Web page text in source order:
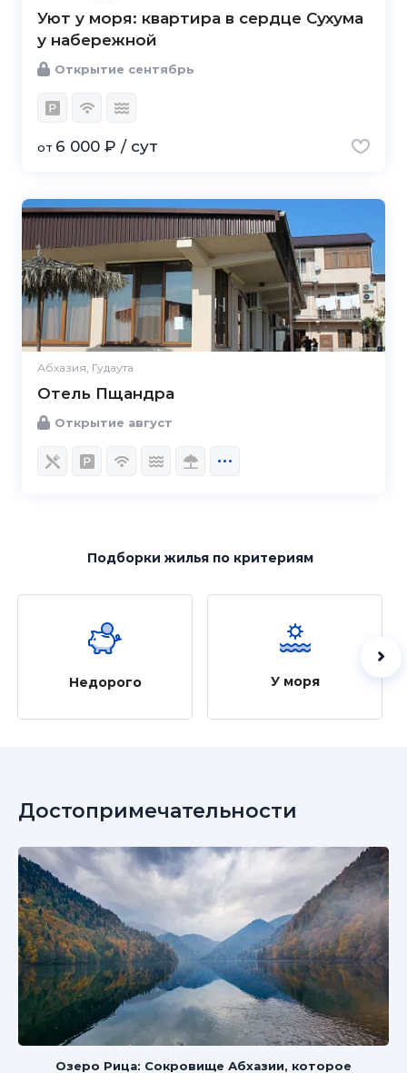
Уют у моря: квартира в сердце Сухума
у набережной
Открытие сентябрь
от 6 000 ₽ / сут
Абхазия, Гудаута
Отель Пщандра
Открытие август
Подборки жильяпо критериям
Недорого У моря
Достопримечательности
Озеро Рица: Сокровище Абхазии, которое